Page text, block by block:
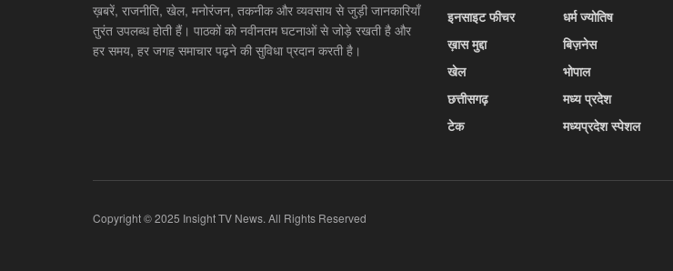
ख़बरें, राजनीति, खेल, मनोरंजन, तकनीक और व्यवसाय से जुड़ी जानकारियाँ
तुरंत उपलब्ध होती हैं। पाठकों को नवीनतम घटनाओं से जोड़े रखती है और
हर समय, हर जगह समाचार पढ़ने की सुविधा प्रदान करती है।
इनसाइट फीचर
ख़ास मुद्दा
खेल
छत्तीसगढ़
टेक
धर्म ज्योतिष
बिज़नेस
भोपाल
मध्य प्रदेश
मध्यप्रदेश स्पेशल
Copyright © 2025 Insight TV News. All Rights Reserved